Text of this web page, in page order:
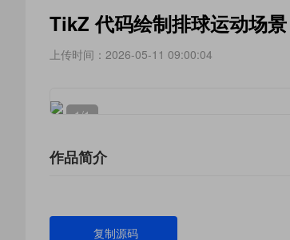
TikZ 代码绘制排球运动场
上传时间：2026-05-11 09:00:04
1/1
作品简介
复制源码